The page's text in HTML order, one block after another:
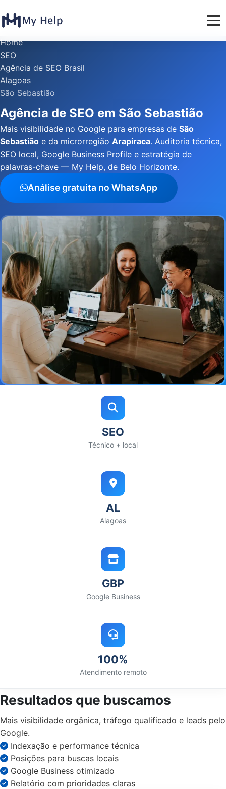
Home
SEO
Agência de SEO Brasil
Alagoas
São Sebastião
Agência de SEO em São Sebastião
Mais visibilidade no Google para empresas de São
Sebastião e da microrregião Arapiraca. Auditoria técnica,
SEO local, Google Business Profile e estratégia de
palavras-chave — My Help, de Belo Horizonte.
Análise gratuita no WhatsApp
SEO
Técnico + local
AL
Alagoas
GBP
Google Business
100%
Atendimento remoto
Resultados que buscamos
Mais visibilidade orgânica, tráfego qualificado e leads pelo
Google.
Indexação e performance técnica
Posições para buscas locais
Google Business otimizado
Relatório com prioridades claras